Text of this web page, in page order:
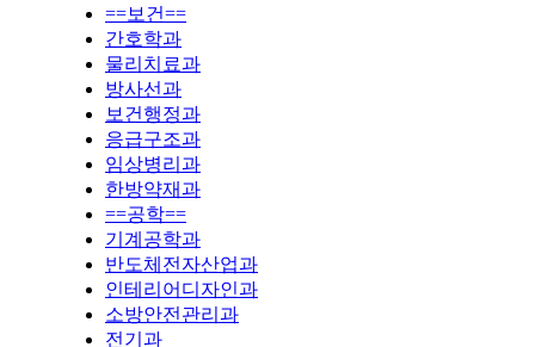
==보건==
간호학과
물리치료과
방사선과
보건행정과
응급구조과
임상병리과
한방약재과
==공학==
기계공학과
반도체전자산업과
인테리어디자인과
소방안전관리과
전기과